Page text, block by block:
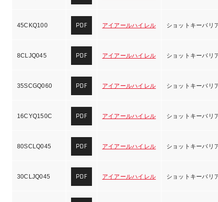
45CKQ100 PDF アイアールハイレル ショットキーバリ
8CLJQ045 PDF アイアールハイレル ショットキーバリ
35SCGQ060 PDF アイアールハイレル ショットキーバリ
16CYQ150C PDF アイアールハイレル ショットキーバリ
80SCLQ045 PDF アイアールハイレル ショットキーバリ
30CLJQ045 PDF アイアールハイレル ショットキーバリ